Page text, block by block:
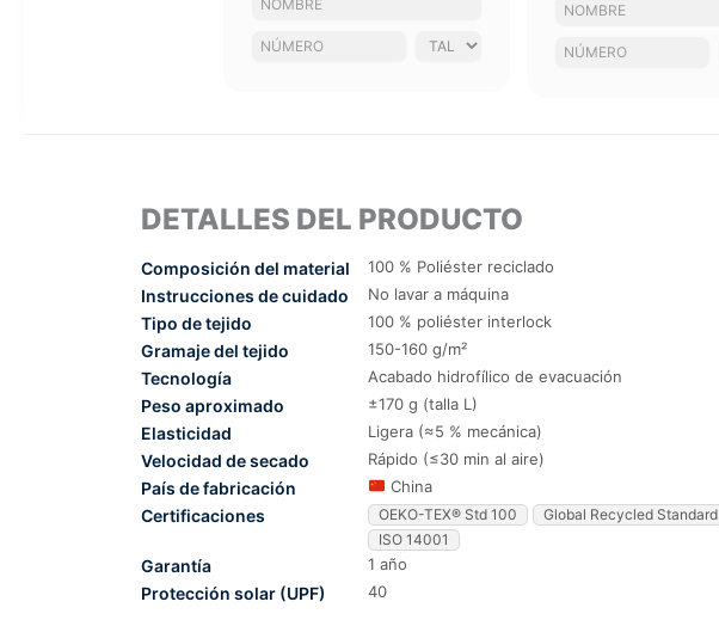
DETALLES DEL PRODUCTO
Composición del material 100 % Poliéster reciclado
Instrucciones de cuidado No lavar a máquina
Tipo de tejido 100 % poliéster interlock
Gramaje del tejido 150-160 g/m²
Tecnología Acabado hidrofílico de evacuación
Peso aproximado ±170 g (talla L)
Elasticidad Ligera (≈5 % mecánica)
Velocidad de secado Rápido (≤30 min al aire)
País de fabricación China
Certificaciones OEKO-TEX® Std 100
Global Recycled Standard
ISO 14001
Garantía 1 año
Protección solar (UPF) 40